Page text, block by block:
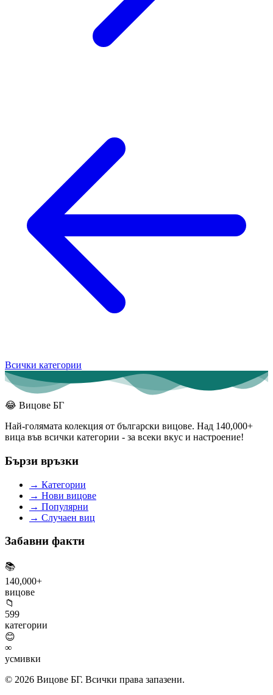
Всички категории
😂 Вицове БГ
Най-голямата колекция от български вицове. Над 140,000+
вица във всички категории - за всеки вкус и настроение!
Бързи връзки
→ Категории
→ Нови вицове
→ Популярни
→ Случаен виц
Забавни факти
📚
140,000+
вицове
📁
599
категории
😊
∞
усмивки
© 2026 Вицове БГ. Всички права запазени.